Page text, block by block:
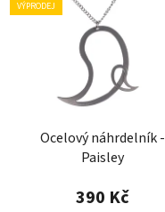
VÝPRODEJ
Ocelový náhrdelník -
Paisley
390 Kč